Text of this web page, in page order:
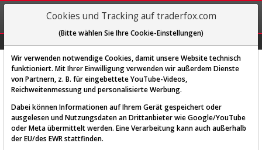
REGIS-
TRIEREN
Diese Funktion ist nur für
Cookies und Tracking auf traderfox.com
(Bitte wählen Sie Ihre Cookie-Einstellungen)
Wir verwenden notwendige Cookies, damit unsere Website technisch
funktioniert. Mit Ihrer Einwilligung verwenden wir außerdem Dienste
von Partnern, z. B. für eingebettete YouTube-Videos,
Reichweitenmessung und personalisierte Werbung.
Dabei können Informationen auf Ihrem Gerät gespeichert oder
ausgelesen und Nutzungsdaten an Drittanbieter wie Google/YouTube
oder Meta übermittelt werden. Eine Verarbeitung kann auch außerhalb
der EU/des EWR stattfinden.